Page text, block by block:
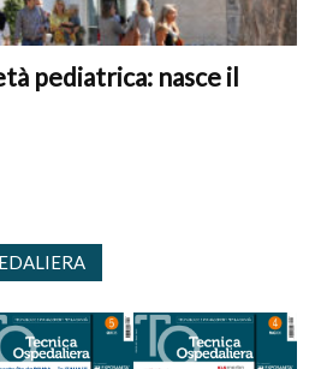
pediatrica: nasce il